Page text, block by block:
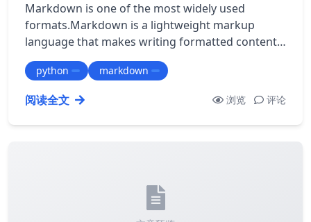
Markdown is one of the most widely used
formats.Markdown is a lightweight markup
language that makes writing formatted content
easy.It uses very easy-to-like syntax and is used
by…python markdown
阅读全文 浏览 评论